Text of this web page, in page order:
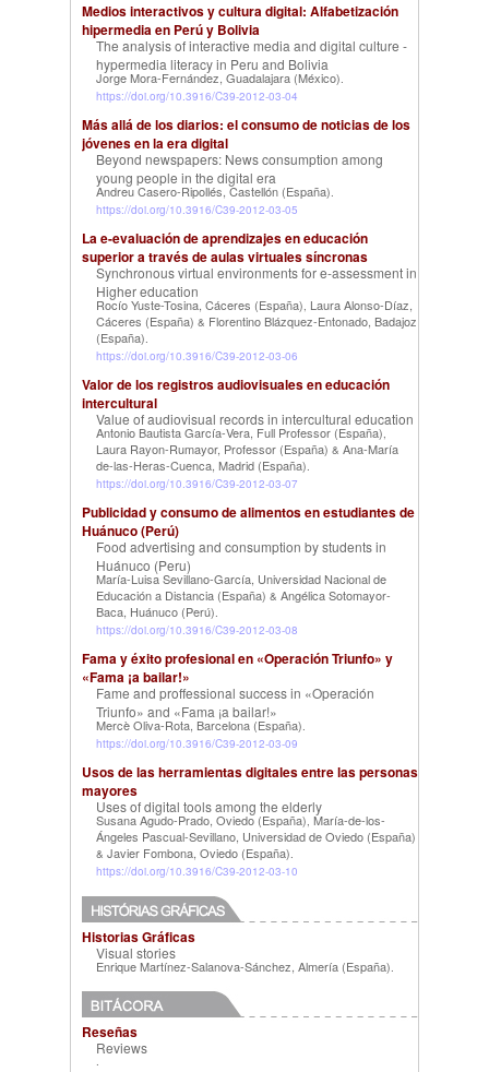
Medios interactivos y cultura digital: Alfabetización
hipermedia en Perú y Bolivia
The analysis of interactive media and digital culture -
hypermedia literacy in Peru and Bolivia
Jorge Mora-Fernández, Guadalajara (México).
https://doi.org/10.3916/C39-2012-03-04
Más allá de los diarios: el consumo de noticias de los
jóvenes en la era digital
Beyond newspapers: News consumption among
young people in the digital era
Andreu Casero-Ripollés, Castellón (España).
https://doi.org/10.3916/C39-2012-03-05
La e-evaluación de aprendizajes en educación
superior a través de aulas virtuales síncronas
Synchronous virtual environments for e-assessment in
Higher education
Rocío Yuste-Tosina, Cáceres (España), Laura Alonso-Díaz,
Cáceres (España) & Florentino Blázquez-Entonado, Badajoz
(España).
https://doi.org/10.3916/C39-2012-03-06
Valor de los registros audiovisuales en educación
intercultural
Value of audiovisual records in intercultural education
Antonio Bautista García-Vera, Full Professor (España),
Laura Rayon-Rumayor, Professor (España) & Ana-María
de-las-Heras-Cuenca, Madrid (España).
https://doi.org/10.3916/C39-2012-03-07
Publicidad y consumo de alimentos en estudiantes de
Huánuco (Perú)
Food advertising and consumption by students in
Huánuco (Peru)
María-Luisa Sevillano-García, Universidad Nacional de
Educación a Distancia (España) & Angélica Sotomayor-
Baca, Huánuco (Perú).
https://doi.org/10.3916/C39-2012-03-08
Fama y éxito profesional en «Operación Triunfo» y
«Fama ¡a bailar!»
Fame and proffessional success in «Operación
Triunfo» and «Fama ¡a bailar!»
Mercè Oliva-Rota, Barcelona (España).
https://doi.org/10.3916/C39-2012-03-09
Usos de las herramientas digitales entre las personas
mayores
Uses of digital tools among the elderly
Susana Agudo-Prado, Oviedo (España), María-de-los-
Ángeles Pascual-Sevillano, Universidad de Oviedo (España)
& Javier Fombona, Oviedo (España).
https://doi.org/10.3916/C39-2012-03-10
Historias Gráficas
Visual stories
Enrique Martínez-Salanova-Sánchez, Almería (España).
Reseñas
Reviews
.